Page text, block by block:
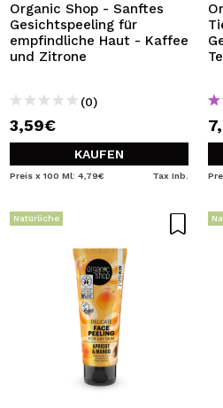
Durch die Erstellung eines
können Sie Ihre Einkäufe
Bestellungen überprüfen und
einsehen.
Organic Shop - Sanftes
Gesichtspeeling für
empfindliche Haut - Kaffee
und Zitrone
(0)
3,59€
KAUFEN
Preis x 100 Ml: 4,79€ Tax Inb.
Natürliche